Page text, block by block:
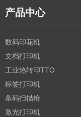
产品中心
数码印花机
文档打印机
工业热转印TTO
标签打印机
条码扫描枪
激光打印机